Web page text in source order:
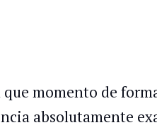
momento de
absolutamente